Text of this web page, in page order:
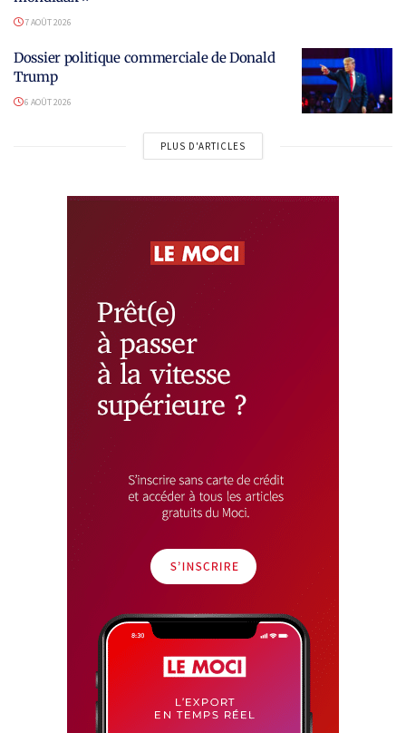
7 AOÛT 2026
Dossier politique commerciale de Donald
Trump
6 AOÛT 2026
PLUS D'ARTICLES